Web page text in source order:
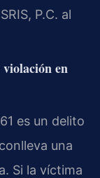
P.C. al
violación en
es un delito
una
Si la víctima